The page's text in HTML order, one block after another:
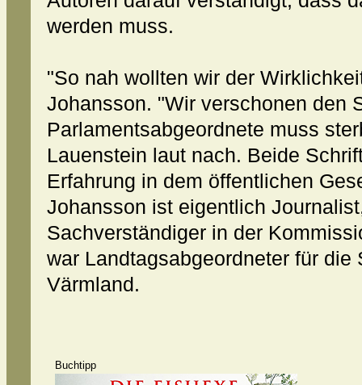
werden muss.
"So nah wollten wir der
Johansson. "Wir verschonen den
Parlamentsabgeordnete muss
Lauenstein laut nach. Beide
Erfahrung in dem öffentlichen
Johansson ist eigentlich
Sachverständiger in der
war Landtagsabgeordneter für die
Värmland.
Buchtipp